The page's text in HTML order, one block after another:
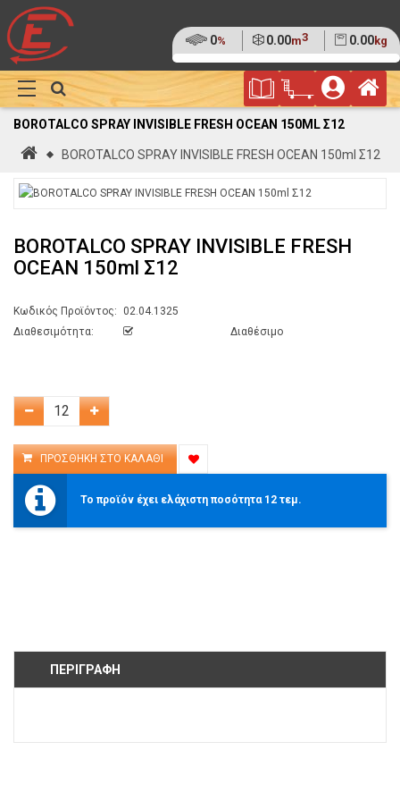
Ποσοστό
της
παλέτας
0% Όγκος
0.00m3 Βάρος
0.00kg
(0%)
Φυλλάδιο
Προσφορών
Καλάθι
Αγορών
Show
Megamenu
BOROTALCO SPRAY INVISIBLE FRESH OCEAN 150ML Σ12
ΑρχικήBOROTALCO SPRAY INVISIBLE FRESH OCEAN 150ml Σ12
BOROTALCO SPRAY INVISIBLE FRESH
OCEAN 150ml Σ12
Κωδικός Προϊόντος:
02.04.1325
Διαθεσιμότητα:
Διαθέσιμο
Το προϊόν έχει ελάχιστη ποσότητα 12 τεμ.
ΠΕΡΙΓΡΑΦΉ